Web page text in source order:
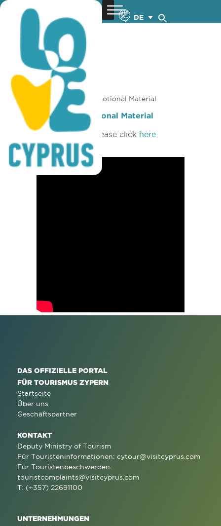
DE
You are here: Home »Promotional Material
Promotional Material
To download the pdf please click here
DAS OFFIZIELLE PORTAL
FÜR TOURISMUS ZYPERN
Startseite
Über uns
Geschäftspartner
KONTAKT
Deputy Ministry of Tourism
Für Touristeninformationen: cytour@visitcyprus.com
Für Touristenbeschwerden:
touristcomplaints@visitcyprus.com
T: (+357) 22691100
UNTERNEHMUNGEN